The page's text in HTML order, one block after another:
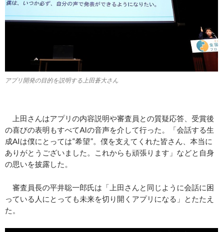
アプリ開発の目的を説明する上田蒼大さん
上田さんはアプリの内容説明や審査員との質疑応答、受賞後
の喜びの表明もすべてAIの音声を介して行った。「会話する生
成AIは僕にとっては“希望”。僕を支えてくれた皆さん、本当に
ありがとうございました。これからも頑張ります」などと自身
の思いを披露した。
審査員長の平井聡一郎氏は「上田さんと同じように会話に困
っている人にとっても未来を切り開くアプリになる」とたたえ
た。